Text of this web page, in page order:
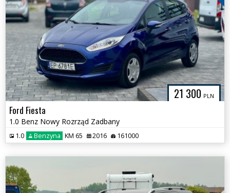
21 300 PLN
Ford Fiesta
1.0 Benz Nowy Rozrząd Zadbany
1.0 Benzyna KM 65 2016 161000